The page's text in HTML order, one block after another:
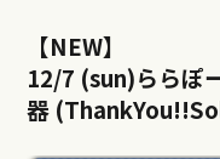
【NEW】
12/7 (sun)ららぽ
器